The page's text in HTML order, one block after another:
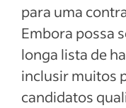
para uma
Embora possa
longa lista de
inclusir muitos
candidatos